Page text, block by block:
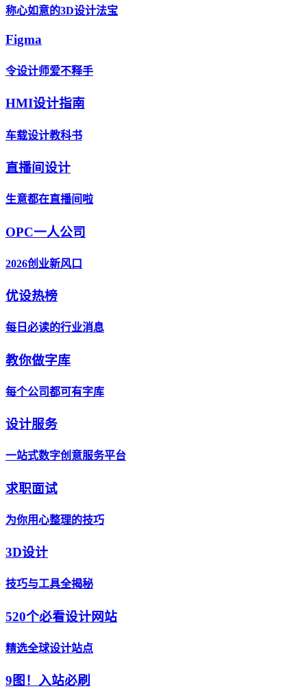
称心如意的3D设计法宝
Figma
令设计师爱不释手
HMI设计指南
车载设计教科书
直播间设计
生意都在直播间啦
OPC一人公司
2026创业新风口
优设热榜
每日必读的行业消息
教你做字库
每个公司都可有字库
设计服务
一站式数字创意服务平台
求职面试
为你用心整理的技巧
3D设计
技巧与工具全揭秘
520个必看设计网站
精选全球设计站点
9图！入站必刷